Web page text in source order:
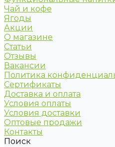
Чай и кофе
Ягоды
Акции
О магазине
Статьи
Отзывы
Вакансии
Политика
Сертификаты
Доставка и оплата
Условия оплаты
Условия доставки
Оптовые продажи
Контакты
Поиск